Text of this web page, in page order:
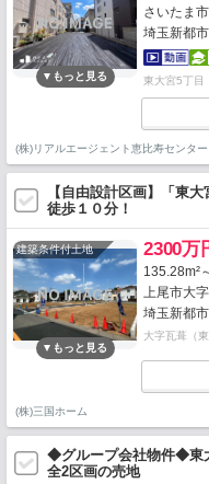
さいたま
埼玉新都
東大宮5丁
(株)リアルエージェント恵比寿センター
【自由設計区画】「東
徒歩１０分！
建築条件付土地 2300万
135.28m²
上尾市大
埼玉新都
大字瓦葺（
(株)三国ホーム
◆グループ会社物件◆東
全2区画の売地